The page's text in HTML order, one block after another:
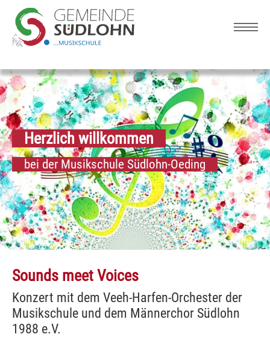
Skip to main navigation
Zum Hauptinhalt springen
Skip to page footer
Herzlich willkommen
bei der Musikschule Südlohn-Oeding
Sounds meet Voices
Konzert mit dem Veeh-Harfen-Orchester der
Musikschule und dem Männerchor Südlohn
1988 e.V.